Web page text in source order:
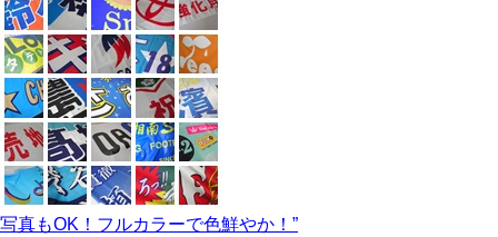
写真もOK！フルカラーで色鮮やか！”